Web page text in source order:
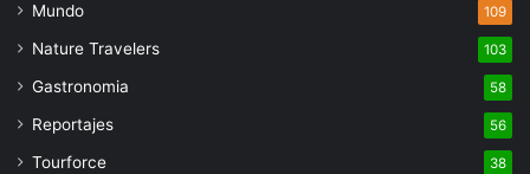
Mundo 109
Nature Travelers 103
Gastronomia 58
Reportajes 56
Tourforce 38